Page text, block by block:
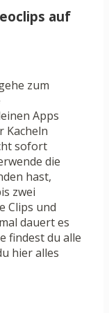
auf
zum
Apps
Kacheln
sofort
die
hast,
zwei
Clips und
dauert es
findest du alle
hier alles